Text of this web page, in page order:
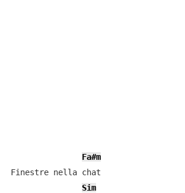
Fa#m
Finestre nella chat
Sim